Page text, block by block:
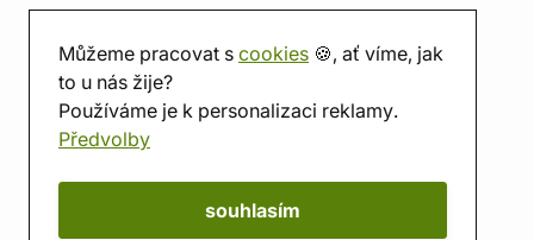
Můžeme pracovat s cookies 🍪, ať víme, jak
to u nás žije?
Používáme je k personalizaci reklamy.
Předvolby
souhlasím
Prodejna
Herna
O nás
Hodnocení obchodu